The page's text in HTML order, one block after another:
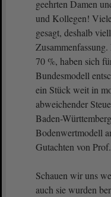
geehrten Damen
und Kollegen!
gesagt, deshalb
70 %, haben sich
Bundesmodell
ein Stück weit in
abweichender
Baden-
Bodenwertmodell
Gutachten von
Schauen wir uns
auch sie wurden